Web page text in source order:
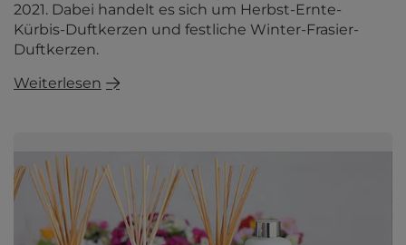
2021. Dabei handelt es sich um Herbst-Ernte-
Kürbis-Duftkerzen und festliche Winter-Frasier-
Duftkerzen.
Weiterlesen